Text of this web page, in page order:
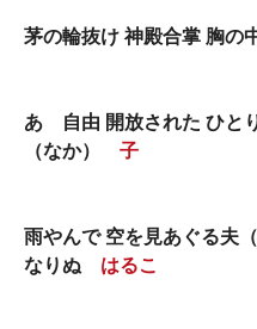
茅の輪抜け 神殿合掌 胸の
あゝ自由 開放された ひと
（なか） 子
雨やんで 空を見あぐる夫
なりぬ はるこ